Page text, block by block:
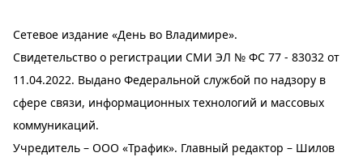
Сетевое издание «День во Владимире».
Свидетельство о регистрации СМИ ЭЛ № ФС 77 - 83032 от
11.04.2022. Выдано Федеральной службой по надзору в
сфере связи, информационных технологий и массовых
коммуникаций.
Учредитель – ООО «Трафик». Главный редактор – Шилов